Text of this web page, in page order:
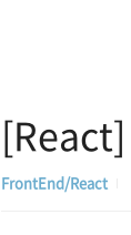
FrontEnd/React